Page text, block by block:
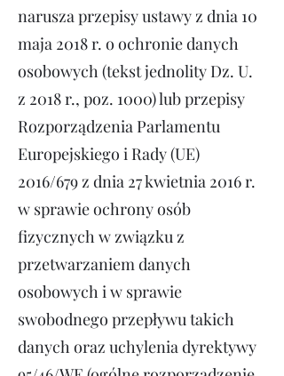
narusza przepisy ustawy z dnia 10
maja 2018 r. o ochronie danych
osobowych (tekst jednolity Dz. U.
z 2018 r., poz. 1000) lub przepisy
Rozporządzenia Parlamentu
Europejskiego i Rady (UE)
2016/679 z dnia 27 kwietnia 2016 r.
w sprawie ochrony osób
fizycznych w związku z
przetwarzaniem danych
osobowych i w sprawie
swobodnego przepływu takich
danych oraz uchylenia dyrektywy